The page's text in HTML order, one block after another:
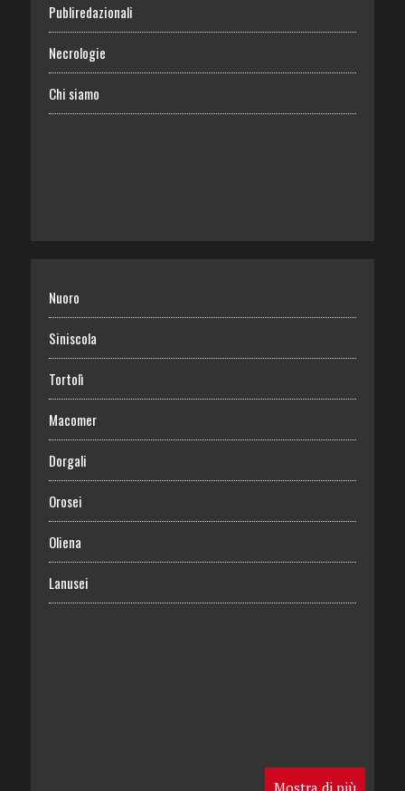
Publiredazionali
Necrologie
Chi siamo
Nuoro
Siniscola
Tortolì
Macomer
Dorgali
Orosei
Oliena
Lanusei
Mostra di più